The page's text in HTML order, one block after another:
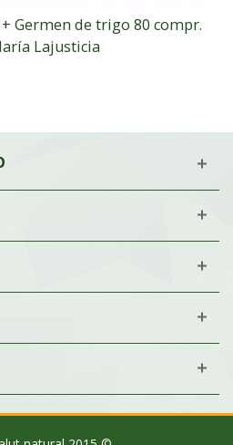
Germen de trigo 80 compr.
Lajusticia